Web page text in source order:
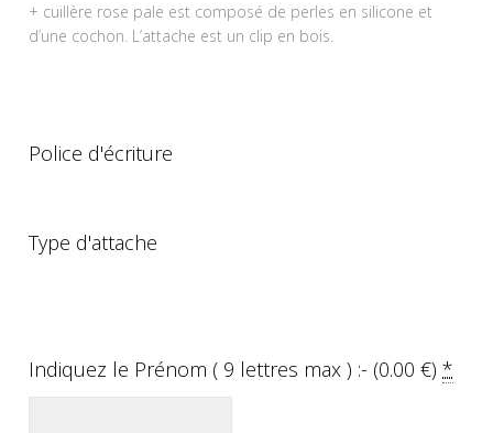
+ cuillère rose pale est composé de perles en silicone et
d’une cochon. L’attache est un clip en bois.
Police d'écriture
Type d'attache
Indiquez le Prénom ( 9 lettres max ) :- (0.00€)*